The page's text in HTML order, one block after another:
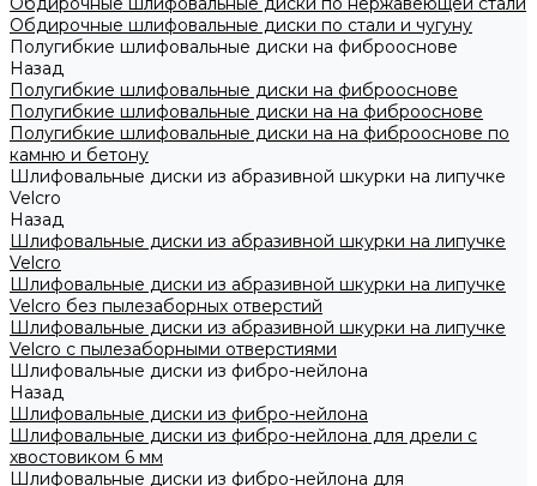
Обдирочные шлифовальные диски по стали и чугуну
Полугибкие шлифовальные диски на фиброоснове
Назад
Полугибкие шлифовальные диски на фиброоснове
Полугибкие шлифовальные диски на на фиброоснове
Полугибкие шлифовальные диски на на фиброоснове по
камню и бетону
Шлифовальные диски из абразивной шкурки на липучке
Velcro
Назад
Шлифовальные диски из абразивной шкурки на липучке
Velcro
Шлифовальные диски из абразивной шкурки на липучке
Velcro без пылезаборных отверстий
Шлифовальные диски из абразивной шкурки на липучке
Velcro с пылезаборными отверстиями
Шлифовальные диски из фибро-нейлона
Назад
Шлифовальные диски из фибро-нейлона
Шлифовальные диски из фибро-нейлона для дрели с
хвостовиком 6 мм
Шлифовальные диски из фибро-нейлона для